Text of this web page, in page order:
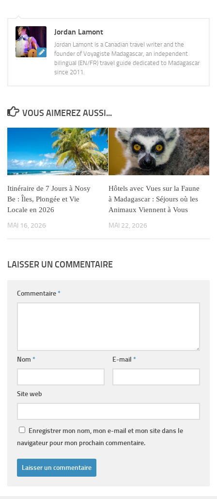
Jordan Lamont
Jordan Lamont is a Canadian travel writer and the
founder of Voyagiste Madagascar, an independent
bilingual (EN/FR) travel guide dedicated to Madagascar
since 2011.
VOUS AIMEREZ AUSSI...
Itinéraire de 7 Jours à Nosy
Be : Îles, Plongée et Vie
Locale en 2026
MAI 16, 2026
Hôtels avec Vues sur la Faune
à Madagascar : Séjours où les
Animaux Viennent à Vous
MAI 22, 2026
LAISSER UN COMMENTAIRE
Commentaire*
Nom * E-mail *
Site web
Enregistrer mon nom, mon e-mail et mon site dans le
navigateur pour mon prochain commentaire.